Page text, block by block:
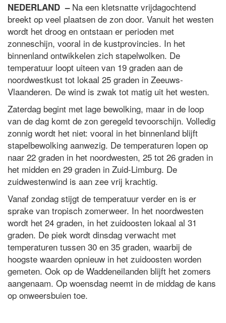
NEDERLAND – Na een kletsnatte vrijdagochtend
breekt op veel plaatsen de zon door. Vanuit het westen
wordt het droog en ontstaan er perioden met
zonneschijn, vooral in de kustprovincies. In het
binnenland ontwikkelen zich stapelwolken. De
temperatuur loopt uiteen van 19 graden aan de
noordwestkust tot lokaal 25 graden in Zeeuws-
Vlaanderen. De wind is zwak tot matig uit het westen.
Zaterdag begint met lage bewolking, maar in de loop
van de dag komt de zon geregeld tevoorschijn. Volledig
zonnig wordt het niet: vooral in het binnenland blijft
stapelbewolking aanwezig. De temperaturen lopen op
naar 22 graden in het noordwesten, 25 tot 26 graden in
het midden en 29 graden in Zuid-Limburg. De
zuidwestenwind is aan zee vrij krachtig.
Vanaf zondag stijgt de temperatuur verder en is er
sprake van tropisch zomerweer. In het noordwesten
wordt het 24 graden, in het zuidoosten lokaal al 31
graden. De piek wordt dinsdag verwacht met
temperaturen tussen 30 en 35 graden, waarbij de
hoogste waarden opnieuw in het zuidoosten worden
gemeten. Ook op de Waddeneilanden blijft het zomers
aangenaam. Op woensdag neemt in de middag de kans
op onweersbuien toe.